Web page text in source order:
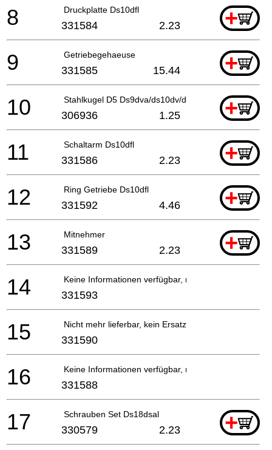
Druckplatte Ds10dfl +
8 331584 2.23
Getriebegehaeuse +
9 331585 15.44
Stahlkugel D5 Ds9dva/ds10dv/dv2/ Ds12dva/ds13dv2/
+
10 306936 1.25
Schaltarm Ds10dfl +
11 331586 2.23
Ring Getriebe Ds10dfl +
12 331592 4.46
Mitnehmer +
13 331589 2.23
Keine Informationen verfügbar, nicht bestellbar
14 331593
Nicht mehr lieferbar, kein Ersatz
15 331590
Keine Informationen verfügbar, nicht bestellbar
16 331588
Schrauben Set Ds18dsal +
17 330579 2.23